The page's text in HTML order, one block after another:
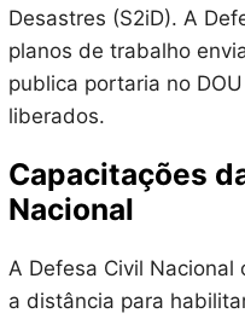
Desastres (S2iD). A
planos de trabalho
publica portaria no
liberados.
Capacitações
Nacional
A Defesa Civil
a distância para